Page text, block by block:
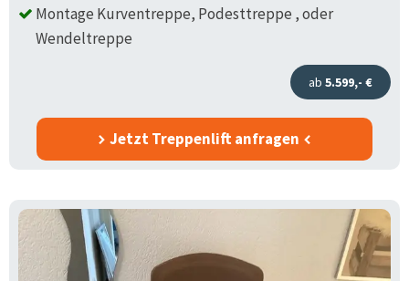
Montage Kurventreppe, Podesttreppe , oder
Wendeltreppe
ab 5.599,- €
Jetzt Treppenlift anfragen